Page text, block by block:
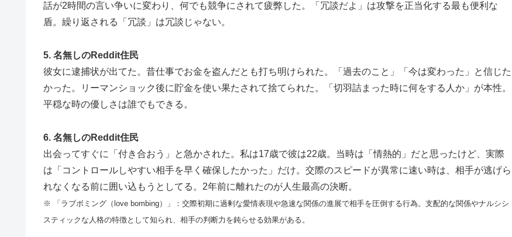
話が2時間の言い争いに変わり、何でも競争にされて疲弊した。「冗談だよ」は攻撃を正当化する最も便利な
盾。繰り返される「冗談」は冗談じゃない。
5. 名無しのReddit住民
彼女に逮捕状が出てた。昔仕事でお金を盗んだとも打ち明けられた。「過去のこと」「今は変わった」と信じた
かった。リーマンショック後に貯金を使い果たされて捨てられた。「切羽詰まった時に何をする人か」が本性。
平穏な時の優しさは誰でもできる。
6. 名無しのReddit住民
出会ってすぐに「付き合おう」と急かされた。私は17歳で彼は22歳。当時は「情熱的」だと思ったけど、実際
は「コントロールしやすい相手を早く確保したかった」だけ。交際のスピードが異常に速い時は、相手が逃げら
れなくなる前に囲い込もうとしてる。2年前に離れたのが人生最高の決断。
※ 「ラブボミング（love bombing）」：交際初期に過剰な愛情表現や急速な関係の進展で相手を圧倒する行為。支配的な関係やナルシシ
スティックな人格の特徴として知られ、相手の判断力を鈍らせる効果がある。